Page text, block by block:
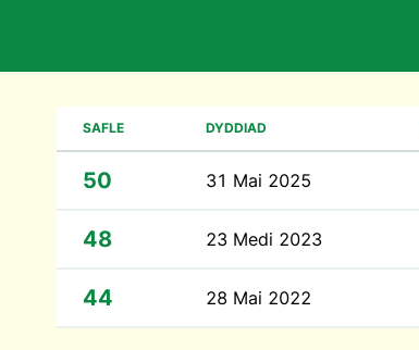
SAFLE DYDDIAD
50 31 Mai 2025
48 23 Medi 2023
44 28 Mai 2022